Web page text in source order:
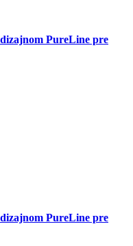
PureLine pre
PureLine pre